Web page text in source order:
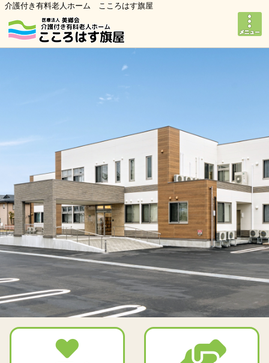
介護付き有料老人ホーム こころはす旗屋